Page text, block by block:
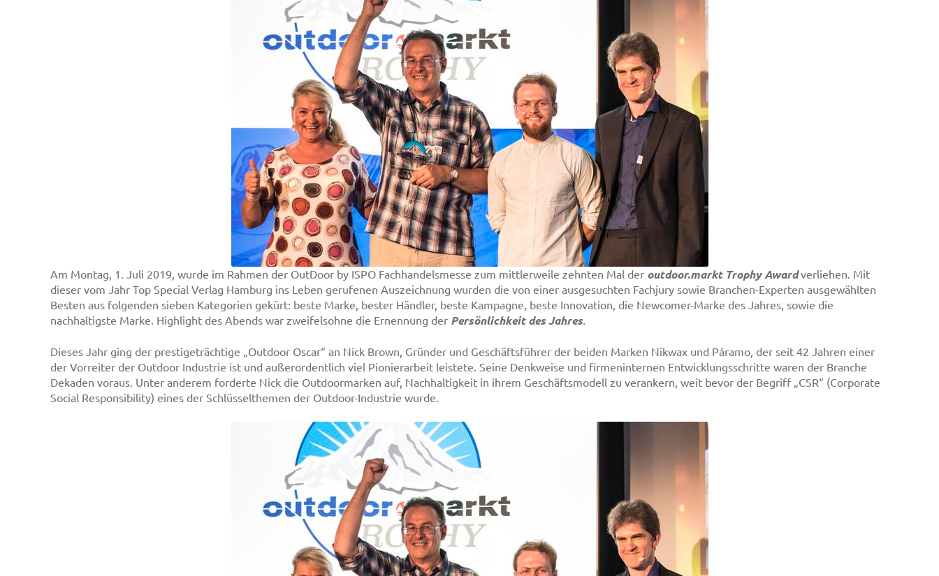
Am Montag, 1. Juli 2019, wurde im Rahmen der OutDoor by ISPO Fachhandelsmesse zum mittlerweile zehnten Mal der outdoor.markt Trophy Awardverliehen. Mit
dieser vom Jahr Top Special Verlag Hamburg ins Leben gerufenen Auszeichnung wurden die von einer ausgesuchten Fachjury sowie Branchen-Experten ausgewählten
Besten aus folgenden sieben Kategorien gekürt: beste Marke, bester Händler, beste Kampagne, beste Innovation, die Newcomer-Marke des Jahres, sowie die
nachhaltigste Marke. Highlight des Abends war zweifelsohne die Ernennung der Persönlichkeit des Jahres.
Dieses Jahr ging der prestigeträchtige „Outdoor Oscar“ an Nick Brown, Gründer und Geschäftsführer der beiden Marken Nikwax und Páramo, der seit 42 Jahren einer
der Vorreiter der Outdoor Industrie ist und außerordentlich viel Pionierarbeit leistete. Seine Denkweise und firmeninternen Entwicklungsschritte waren der Branche
Dekaden voraus. Unter anderem forderte Nick die Outdoormarken auf, Nachhaltigkeit in ihrem Geschäftsmodell zu verankern, weit bevor der Begriff „CSR“ (Corporate
Social Responsibility) eines der Schlüsselthemen der Outdoor-Industrie wurde.